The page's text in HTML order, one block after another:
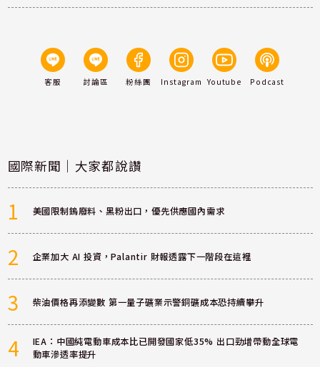
客服 討論區 粉絲團 Instagram Youtube Podcast
國際新聞｜大家都說讚
1 美國限制鎢廢料、黑粉出口，優先供應國內需求
2 企業加大 AI 投資，Palantir 財報透露下一階段在這裡
3 柴油價格再添變數 第一量子礦業示警銅礦成本恐持續攀升
4
IEA：中國純電動車成本比已開發國家低35% 出口勁增帶動全球電
動車滲透率提升